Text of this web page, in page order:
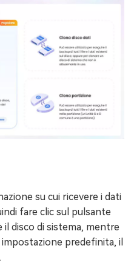
su cui ricevere i dati
fare clic sul pulsante
il disco di sistema, mentre
predefinita, il